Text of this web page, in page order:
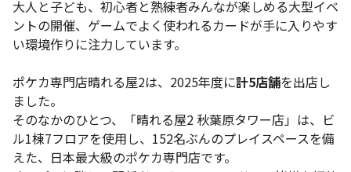
大人と子ども、初心者と熟練者みんなが楽しめる大型イベ
ントの開催、ゲームでよく使われるカードが手に入りやす
い環境作りに注力しています。
ポケカ専門店晴れる屋2は、2025年度に計5店舗を出店し
ました。
そのなかのひとつ、「晴れる屋2 秋葉原タワー店」は、ビ
ル1棟7フロアを使用し、152名ぶんのプレイスペースを備
えた、日本最大級のポケカ専門店です。